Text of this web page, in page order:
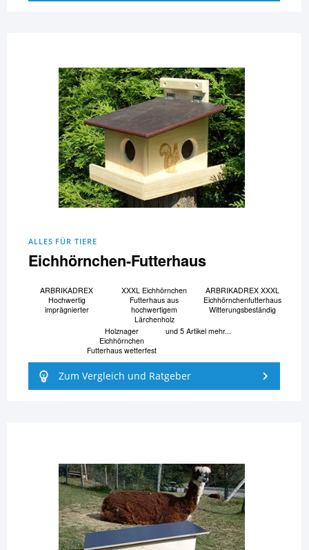
ALLES FÜR TIERE
Eichhörnchen-Futterhaus
ARBRIKADREX
Hochwertig
imprägnierter
XXXL Eichhörnchen
Futterhaus aus
hochwertigem
Lärchenholz
ARBRIKADREX XXXL
Eichhörnchenfutterhaus
Witterungsbeständig
Holznager
Eichhörnchen
Futterhaus wetterfest
und 5 Artikel mehr...
Zum Vergleich und Ratgeber